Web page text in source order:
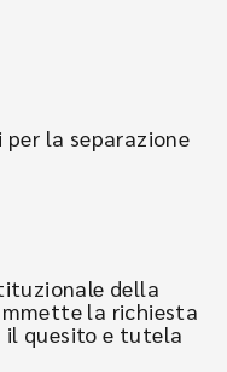
la separazione
della
la richiesta
il quesito e tutela